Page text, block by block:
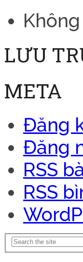
LƯU
META
Đăng
Đăng
RSS
RSS